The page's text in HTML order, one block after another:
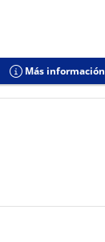
Más información